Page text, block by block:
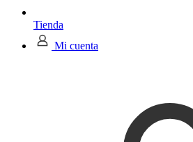
Tienda
Mi cuenta